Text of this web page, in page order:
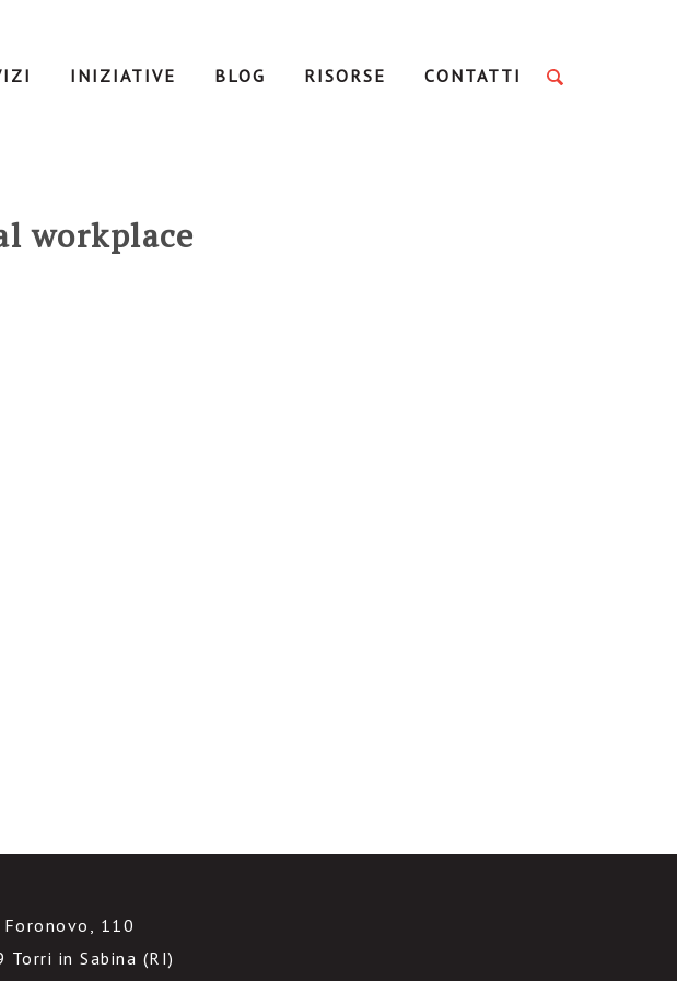
INIZIATIVE BLOG RISORSE CONTATTI
workplace
Foronovo, 110
Torri in Sabina (RI)